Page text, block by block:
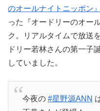
のオールナイトニッポン』
った『オードリーのオー
ク。リアルタイムで放送
ドリー若林さんの第一子
していました。
今夜の #星野源ANN